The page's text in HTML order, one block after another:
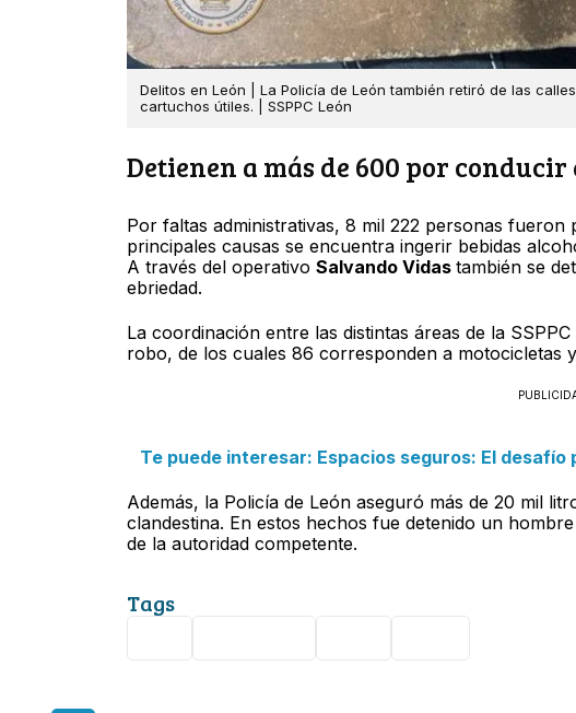
Delitos en León | La Policía de León también retiró de las
cartuchos útiles. | SSPPC León
Detienen a más de 600 por conducir
Por faltas administrativas, 8 mil 222 personas
principales causas se encuentra ingerir bebidas
A través del operativo Salvando Vidas también se
ebriedad.
La coordinación entre las distintas áreas de la
robo, de los cuales 86 corresponden a motocicletas
Te puede interesar: Espacios seguros: El
Además, la Policía de León aseguró más de 20 mil
clandestina. En estos hechos fue detenido un
de la autoridad competente.
Tags